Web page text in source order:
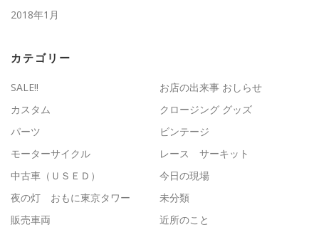
2018年1月
カテゴリー
SALE!!
お店の出来事 おしらせ
カスタム
クロージング グッズ
パーツ
ビンテージ
モーターサイクル
レース サーキット
中古車（ＵＳＥＤ）
今日の現場
夜の灯 おもに東京タワー
未分類
販売車両
近所のこと